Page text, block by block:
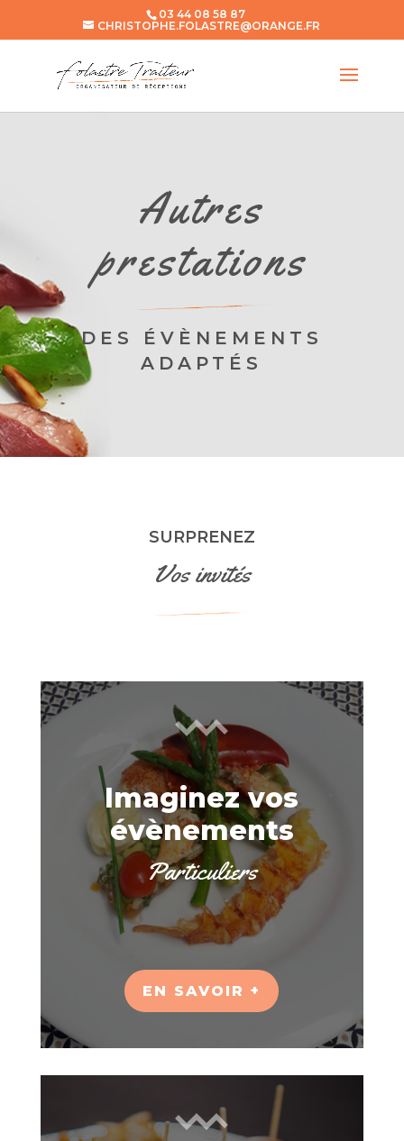
03 44 08 58 87
CHRISTOPHE.FOLASTRE@ORANGE.FR
Autres
prestations
DES ÉVÈNEMENTS
ADAPTÉS
SURPRENEZ
Vos invités
Imaginez vos
évènements
Particuliers
EN SAVOIR +